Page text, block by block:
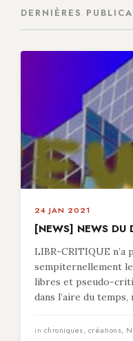
DERNIÈRES
24 JAN 2021
[NEWS] NEWS DU
LIBR-CRITIQUE n’a
sempiternellement
libres et pseudo-
dans l’aire du temps,
in chroniques, créations,